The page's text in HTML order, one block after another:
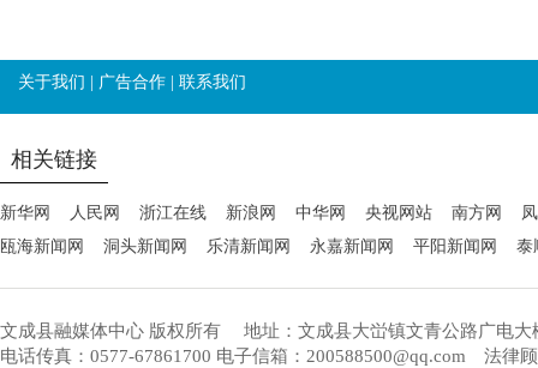
关于我们 广告合作 联系我们
相关链接
新华网 人民网 浙江在线 新浪网 中华网 央视网站 南方网
瓯海新闻网
洞头新闻网 乐清新闻网 永嘉新闻网 平阳新闻网 泰
文成县融媒体中心 版权所有
地址：文成县大峃镇文青公路广电大
电话传真：0577-67861700 电子信箱：200588500@qq.com 法律